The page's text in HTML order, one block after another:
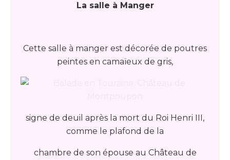
La salle à Manger
Cette salle à manger est décorée de poutres
peintes en camaïeux de gris,
signe de deuil après la mort du Roi Henri III,
comme le plafond de la
chambre de son épouse au Château de